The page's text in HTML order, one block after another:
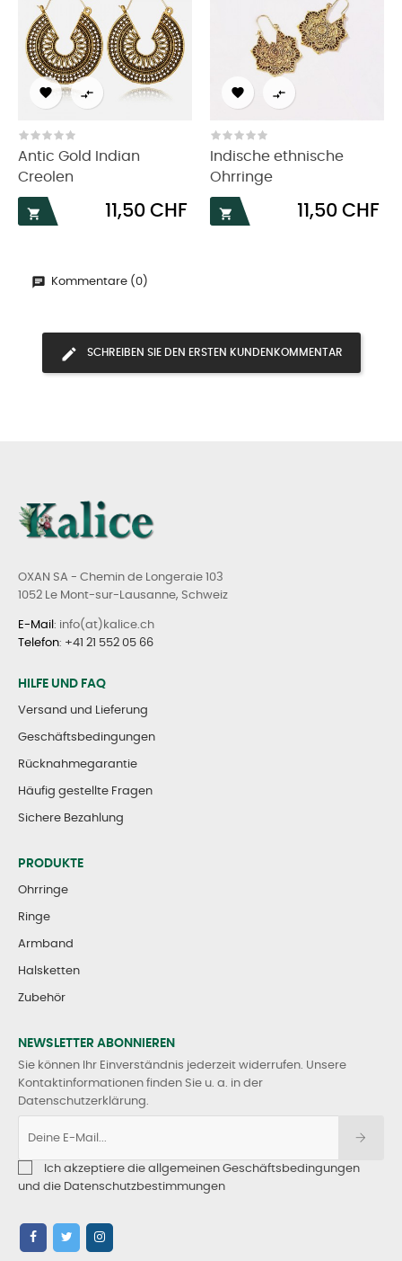
 
Antic Gold Indian
Creolen

Preis
11,50 CHF
 
Indische ethnische
Ohrringe

Preis
11,50 CHF
Kommentare (0)
SCHREIBEN SIE DEN ERSTEN KUNDENKOMMENTAR
OXAN SA - Chemin de Longeraie 103
1052 Le Mont-sur-Lausanne, Schweiz
E-Mail : info(at)kalice.ch
Telefon: +41 21 552 05 66
HILFE UND FAQ
Versand und Lieferung
Geschäftsbedingungen
Rücknahmegarantie
Häufig gestellte Fragen
Sichere Bezahlung
PRODUKTE
Ohrringe
Ringe
Armband
Halsketten
Zubehör
NEWSLETTER ABONNIEREN
Sie können Ihr Einverständnis jederzeit widerrufen. Unsere
Kontaktinformationen finden Sie u. a. in der
Datenschutzerklärung.
Ich akzeptiere die allgemeinen Geschäftsbedingungen
und die Datenschutzbestimmungen